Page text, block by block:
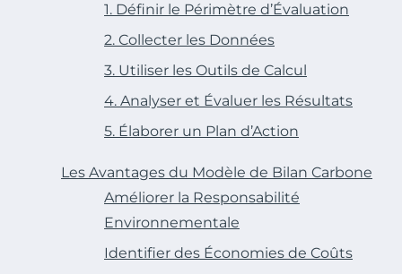
1. Définir le Périmètre d’Évaluation
2. Collecter les Données
3. Utiliser les Outils de Calcul
4. Analyser et Évaluer les Résultats
5. Élaborer un Plan d’Action
Les Avantages du Modèle de Bilan Carbone
Améliorer la Responsabilité
Environnementale
Identifier des Économies de Coûts